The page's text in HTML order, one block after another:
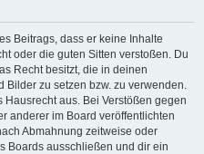
Beitrags, dass er keine Inhalte
oder die guten Sitten verstoßen. Du
Recht besitzt, die in deinen
zu setzen bzw. zu verwenden.
aus. Bei Verstößen gegen
anderer im Board veröffentlichten
Abmahnung zeitweise oder
Boards ausschließen und dir ein